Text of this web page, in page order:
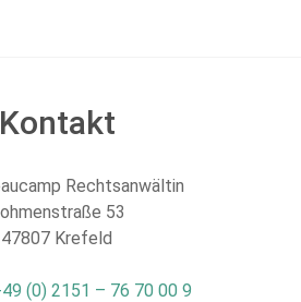
Kontakt
Rechtsanwältin
53
47807 Krefeld
(0) 2151 – 76 70 00 9